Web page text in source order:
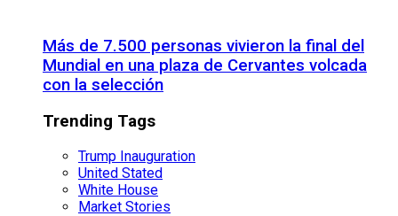
Más de 7.500 personas vivieron la final del
Mundial en una plaza de Cervantes volcada
con la selección
Trending Tags
Trump Inauguration
United Stated
White House
Market Stories